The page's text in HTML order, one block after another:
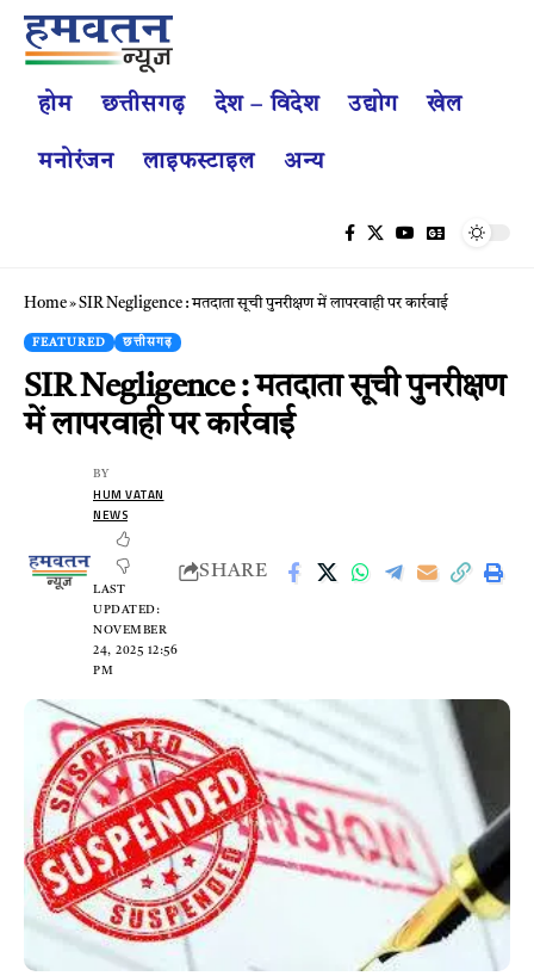
होम छत्तीसगढ़ देश – विदेश उद्योग खेल
मनोरंजन लाइफस्टाइल अन्य
Home»SIR Negligence : मतदाता सूची पुनरीक्षण में लापरवाही पर कार्रवाई
FEATURED छत्तीसगढ़
SIR Negligence : मतदाता सूची पुनरीक्षण
में लापरवाही पर कार्रवाई
LAST
UPDATED:
NOVEMBER
24, 2025 12:56
PM
BY
HUM VATAN
NEWS
SHARE